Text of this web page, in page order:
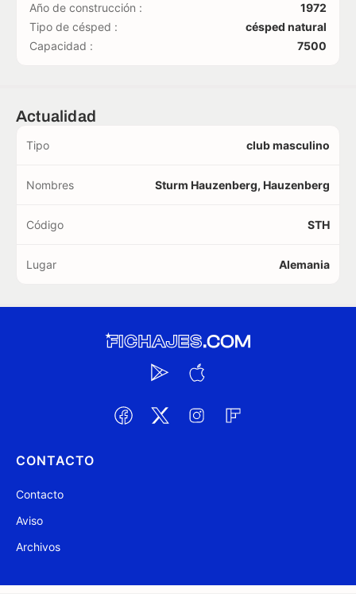
Año de construcción :
1972
Tipo de césped :
césped natural
Capacidad :
7500
Actualidad
Tipo club masculino
Nombres Sturm Hauzenberg, Hauzenberg
Código STH
Lugar Alemania
CONTACTO
Contacto
Aviso
Archivos